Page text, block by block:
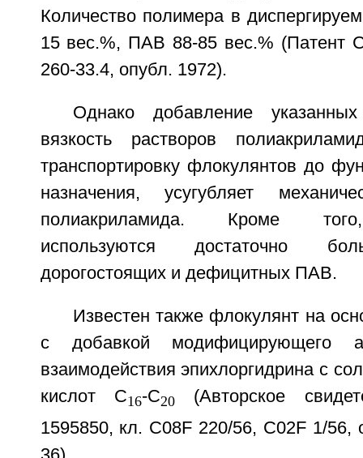
Количество полимера в
15 вес.%, ПАВ 88-85 вес.%
260-33.4, опубл. 1972).
Однако добавление
вязкость растворов
транспортировку флокулянтов до
назначения, усугубляет
полиакриламида. Кроме
используются достаточно
дорогостоящих и дефицитных ПАВ.
Известен также флокулянт на
с добавкой модифицирующего
взаимодействия эпихлоргидрина с
кислот C16-C20(Авторское
1595850, кл. C08F 220/56, C02F 1/